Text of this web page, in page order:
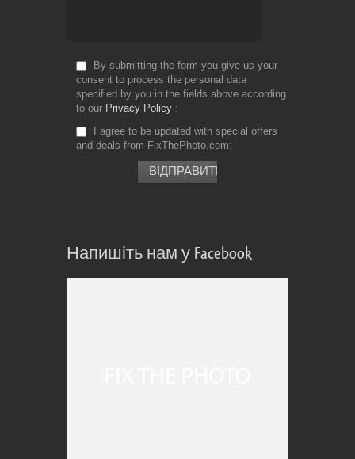
By submitting the form you give us your
consent to process the personal data
specified by you in the fields above according
to our Privacy Policy
I agree to be updated with special offers
and deals from FixThePhoto.com
Напишіть нам у Facebook